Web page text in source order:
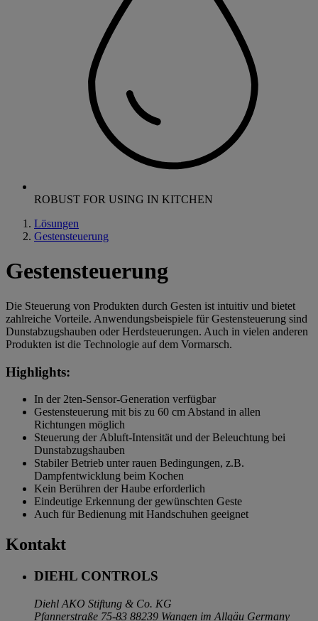
ROBUST FOR USING IN KITCHEN
Lösungen
Gestensteuerung
Gestensteuerung
Die Steuerung von Produkten durch Gesten ist intuitiv und bietet
zahlreiche Vorteile. Anwendungsbeispiele für Gestensteuerung sind
Dunstabzugshauben oder Herdsteuerungen. Auch in vielen anderen
Produkten ist die Technologie auf dem Vormarsch.
Highlights:
In der 2ten-Sensor-Generation verfügbar
Gestensteuerung mit bis zu 60 cm Abstand in allen
Richtungen möglich
Steuerung der Abluft-Intensität und der Beleuchtung bei
Dunstabzugshauben
Stabiler Betrieb unter rauen Bedingungen, z.B.
Dampfentwicklung beim Kochen
Kein Berühren der Haube erforderlich
Eindeutige Erkennung der gewünschten Geste
Auch für Bedienung mit Handschuhen geeignet
Kontakt
DIEHL CONTROLS
Diehl AKO Stiftung & Co. KG
Pfannerstraße 75-83 88239 Wangen im Allgäu Germany